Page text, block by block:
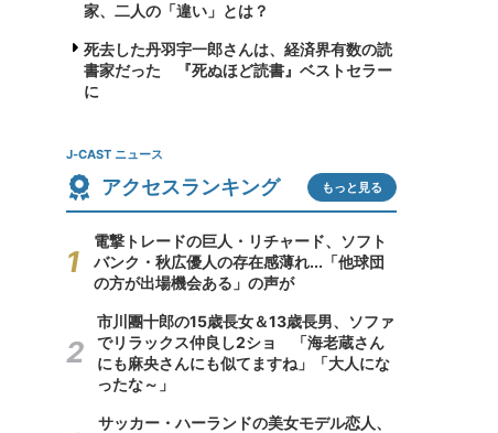
家、二人の「違い」とは？
死去した丹羽宇一郎さんは、経済界有数の読
書家だった 『死ぬほど読書』ベストセラー
に
J-CAST ニュース
アクセスランキング もっと見る
電撃トレードの巨人・リチャード、ソフト
バンク・秋広優人の存在感薄れ...「他球団
の方が出場機会ある」の声が
市川團十郎の15歳長女＆13歳長男、ソファ
でリラックス仲良し2ショ 「海老蔵さん
にも麻央さんにも似てますね」「大人にな
ったな～」
サッカー・ハーランドの美女モデル恋人、